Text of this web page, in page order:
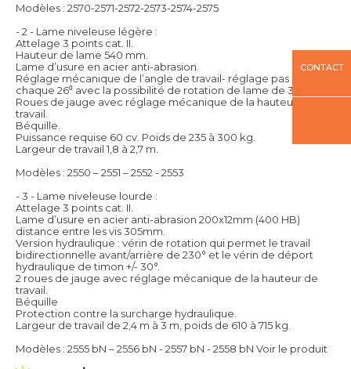
Modèles : 2570-2571-2572-2573-2574-2575
- 2 - Lame niveleuse légère :
Attelage 3 points cat. II.
Hauteur de lame 540 mm.
Lame d’usure en acier anti-abrasion.
Réglage mécanique de l’angle de travail- réglage pas à pas
chaque 26⁰ avec la possibilité de rotation de lame de 360⁰.
Roues de jauge avec réglage mécanique de la hauteur de
travail.
Béquille.
Puissance requise 60 cv. Poids de 235 à 300 kg.
Largeur de travail 1,8 à 2,7 m.
Modèles : 2550 – 2551 – 2552 - 2553
- 3 - Lame niveleuse lourde :
Attelage 3 points cat. II.
Lame d’usure en acier anti-abrasion 200x12mm (400 HB)
distance entre les vis 305mm.
Version hydraulique : vérin de rotation qui permet le travail
bidirectionnelle avant/arrière de 230° et le vérin de déport
hydraulique de timon +/- 30°.
2 roues de jauge avec réglage mécanique de la hauteur de
travail.
Béquille
Protection contre la surcharge hydraulique.
Largeur de travail de 2,4 m à 3 m, poids de 610 à 715 kg.
Modèles : 2555 bN – 2556 bN - 2557 bN - 2558 bN Voir le produit
CONTACT